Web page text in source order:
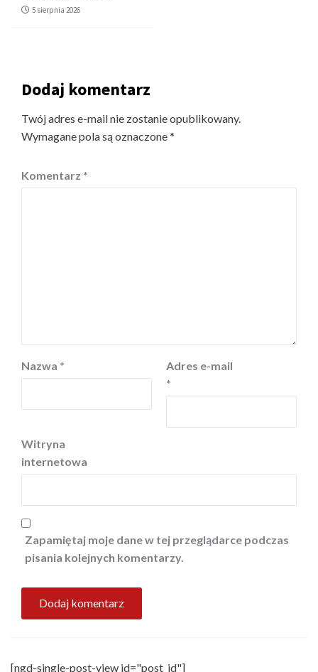
5 sierpnia 2026
Dodaj komentarz
Twój adres e-mail nie zostanie opublikowany.
Wymagane pola są oznaczone*
Komentarz *
Nazwa *
Adres e-mail
*
Witryna
internetowa
Zapamiętaj moje dane w tej przeglądarce podczas
pisania kolejnych komentarzy.
[ngd-single-post-view id="post_id"]